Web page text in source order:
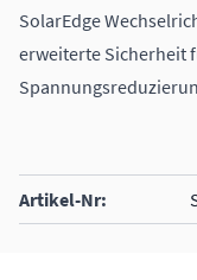
SolarEdge
erweiterte Sicherheit
Artikel-Nr: